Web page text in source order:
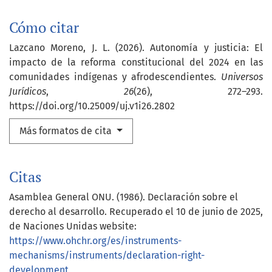
Cómo citar
Lazcano Moreno, J. L. (2026). Autonomía y justicia: El
impacto de la reforma constitucional del 2024 en las
comunidades indígenas y afrodescendientes. Universos
Jurídicos, 26(26), 272–293.
https://doi.org/10.25009/uj.v1i26.2802
Más formatos de cita
Citas
Asamblea General ONU. (1986). Declaración sobre el
derecho al desarrollo. Recuperado el 10 de junio de 2025,
de Naciones Unidas website:
https://www.ohchr.org/es/instruments-
mechanisms/instruments/declaration-right-
development